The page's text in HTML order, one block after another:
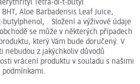
Tetra-di-t-butyl
Aloe Barbadensis Leaf Juice,
. Složení a výživové údaje
se může v některých případech
který Vám bude doručený. V
nebudou z jakýchkoliv důvodů
vrácení produktu v souladu s našimi
podmínkami.